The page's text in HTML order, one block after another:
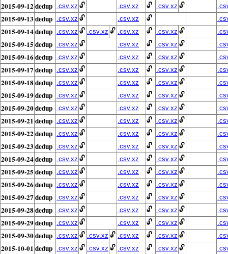
2015-09-12dedup .csv.xz 🔓 .csv.xz 🔓 .csv.xz 🔓
2015-09-13dedup .csv.xz 🔓 .csv.xz 🔓
2015-09-14dedup .csv.xz 🔓 .csv.xz 🔓 .csv.xz 🔓 .csv.xz 🔓
2015-09-15 dedup .csv.xz 🔓 .csv.xz 🔓 .csv.xz 🔓
2015-09-16dedup .csv.xz 🔓 .csv.xz 🔓 .csv.xz 🔓
2015-09-17dedup .csv.xz 🔓 .csv.xz 🔓 .csv.xz 🔓
2015-09-18dedup .csv.xz 🔓 .csv.xz 🔓 .csv.xz 🔓
2015-09-19dedup .csv.xz 🔓 .csv.xz 🔓 .csv.xz 🔓
2015-09-20dedup .csv.xz 🔓 .csv.xz 🔓 .csv.xz 🔓
2015-09-21 dedup .csv.xz 🔓 .csv.xz 🔓 .csv.xz 🔓
2015-09-22dedup .csv.xz 🔓 .csv.xz 🔓 .csv.xz 🔓
2015-09-23dedup .csv.xz 🔓 .csv.xz 🔓 .csv.xz 🔓
2015-09-24dedup .csv.xz 🔓 .csv.xz 🔓 .csv.xz 🔓
2015-09-25 dedup .csv.xz 🔓 .csv.xz 🔓 .csv.xz 🔓
2015-09-26dedup .csv.xz 🔓 .csv.xz 🔓 .csv.xz 🔓
2015-09-27dedup .csv.xz 🔓 .csv.xz 🔓 .csv.xz 🔓
2015-09-28dedup .csv.xz 🔓 .csv.xz 🔓 .csv.xz 🔓
2015-09-29dedup .csv.xz 🔓 .csv.xz 🔓 .csv.xz 🔓
2015-09-30dedup .csv.xz 🔓 .csv.xz 🔓 .csv.xz 🔓 .csv.xz 🔓
2015-10-01 dedup .csv.xz 🔓 .csv.xz 🔓 .csv.xz 🔓 .csv.xz 🔓